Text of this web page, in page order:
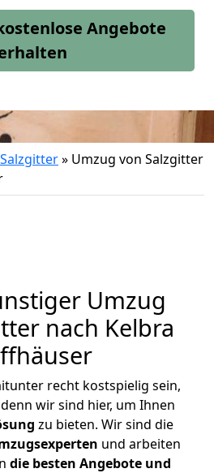
Angebote
» Umzug von Salzgitter
Umzug
nach Kelbra
recht kostspielig sein,
wir sind hier, um Ihnen
zu bieten. Wir sind die
und arbeiten
die besten Angebote und